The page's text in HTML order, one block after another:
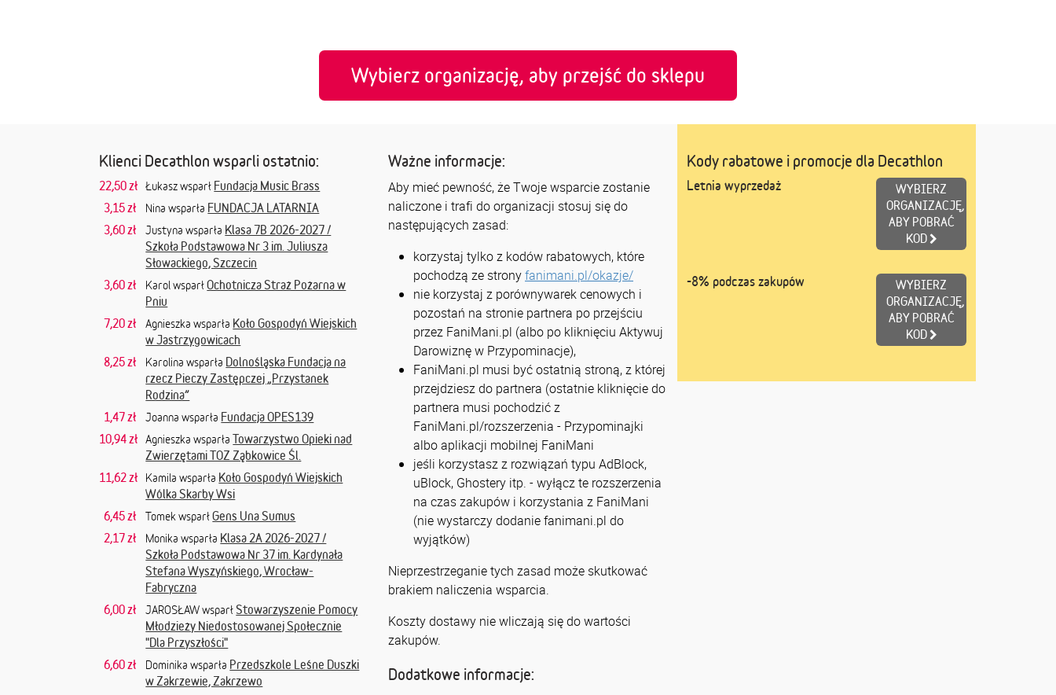
Wybierz organizację, aby przejść do sklepu
Klienci Decathlon wsparli ostatnio:
22,50 zł Łukasz wsparł Fundacja Music Brass
3,15 zł
Nina wsparła FUNDACJA LATARNIA
3,60 zł
Justyna wsparła Klasa 7B 2026-2027 /
Szkoła Podstawowa Nr 3 im. Juliusza
Słowackiego, Szczecin
3,60 zł
Karol wsparłOchotnicza Straż Pożarna w
Pniu
7,20 zł
Agnieszka wsparła Koło Gospodyń Wiejskich
w Jastrzygowicach
8,25 zł
Karolina wsparła Dolnośląska Fundacja na
rzecz Pieczy Zastępczej „Przystanek
Rodzina”
1,47 zł
Joanna wsparła Fundacja OPES139
10,94 zł
Agnieszka wsparłaTowarzystwo Opieki nad
Zwierzętami TOZ Ząbkowice Śl.
11,62 zł
Kamila wsparła Koło Gospodyń Wiejskich
Wólka Skarby Wsi
6,45 zł
Tomek wsparłGens Una Sumus
2,17 zł
Monika wsparła Klasa 2A 2026-2027 /
Szkoła Podstawowa Nr 37 im. Kardynała
Stefana Wyszyńskiego, Wrocław-
Fabryczna
6,00 zł
JAROSŁAW wsparł Stowarzyszenie Pomocy
Młodzieży Niedostosowanej Społecznie
"Dla Przyszłości"
6,60 zł
Dominika wsparła Przedszkole Leśne Duszki
w Zakrzewie, Zakrzewo
Ważne informacje:
Aby mieć pewność, że Twoje wsparcie zostanie
naliczone i trafi do organizacji stosuj się do
następujących zasad:
korzystaj tylko z kodów rabatowych, które
pochodzą ze stronyfanimani.pl/okazje/
nie korzystaj z porównywarek cenowych i
pozostań na stronie partnera po przejściu
przez FaniMani.pl (albo po kliknięciu Aktywuj
Darowiznę w Przypominacje),
FaniMani.pl musi być ostatnią stroną, z której
przejdziesz do partnera (ostatnie kliknięcie do
partnera musi pochodzić z
FaniMani.pl/rozszerzenia - Przypominajki
albo aplikacji mobilnej FaniMani
jeśli korzystasz z rozwiązań typu AdBlock,
uBlock, Ghostery itp. - wyłącz te rozszerzenia
na czas zakupów i korzystania z FaniMani
(nie wystarczy dodanie fanimani.pl do
wyjątków)
Nieprzestrzeganie tych zasad może skutkować
brakiem naliczenia wsparcia.
Koszty dostawy nie wliczają się do wartości
zakupów.
Dodatkowe informacje:
Kody rabatowe i promocje dla Decathlon
Letnia wyprzedaż
WYBIERZ
ORGANIZACJĘ,
ABY POBRAĆ
KOD
-8% podczas zakupów
WYBIERZ
ORGANIZACJĘ,
ABY POBRAĆ
KOD